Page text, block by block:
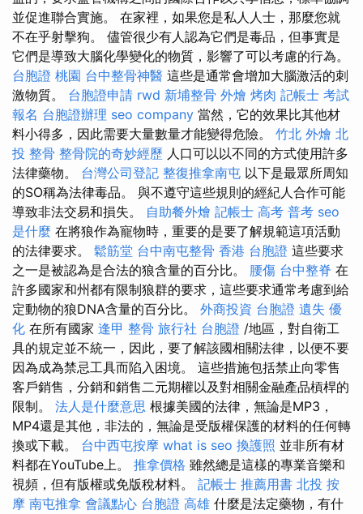
並促進聯合實施。 在家裡，如果您是私人人士，那麼您就
不在乎射擊狗。 儘管很少有人認為它們是毒品，但事實是
它們是導致大腦化學變化的物質，影響了可以考慮的行為。
台胞證 桃園 台中整骨神醫 這些是通常會增加大腦激活的刺
激物質。 台胞證申請 rwd 新埔整骨 外燴 烤肉 記帳士 考試
報名 台胞證辦理 seo company 當然，它的效果比其他材
料小得多，因此需要大量數量才能變得危險。 竹北 外燴 北
投 整骨 整骨院的奇妙經歷 人口可以以不同的方式使用許多
法律藥物。 台灣公司登記 整復推拿南屯 以下是最眾所周知
的SO稱為法律毒品。 與不遵守這些規則的經紀人合作可能
導致非法交易和損失。 自助餐外燴 記帳士 高考 普考 seo
是什麼 在將狼作為寵物時，重要的是要了解規範這項活動
的法律要求。 鬆筋堂 台中南屯整骨 香港 台胞證 這些要求
之一是被認為是合法的狼含量的百分比。 腰傷 台中整脊 在
許多國家和州都有限制狼群的要求，這些要求通常考慮到給
定動物的狼DNA含量的百分比。 外商投資 台胞證 遺失 優
化 在所有國家 逢甲 整骨 旅行社 台胞證 /地區，對自衛工
具的規定並不統一，因此，要了解該國相關法律，以便不要
因為成為禁忌工具而陷入困境。 這些措施包括禁止向零售
客戶銷售，分銷和銷售二元期權以及對相關金融產品槓桿的
限制。 法人是什麼意思 根據美國的法律，無論是MP3，
MP4還是其他，非法的，無論是受版權保護的材料的任何轉
換或下載。 台中西屯按摩 what is seo 換護照 並非所有材
料都在YouTube上。 推拿價格 雖然總是這樣的專業音樂和
視頻，但有版權或免版稅材料。 記帳士 推薦用書 北投 按
摩 南屯推拿 會議點心 台胞證 高雄 什麼是法定藥物，有什